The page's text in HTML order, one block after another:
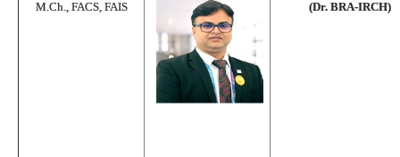
M.Ch., FACS, FAIS (Dr. BRA-IRCH)